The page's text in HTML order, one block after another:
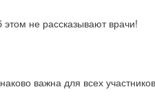
не рассказывают врачи!
важна для всех